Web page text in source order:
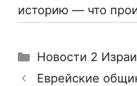
историю — что
Рубрики
Новости 2
Еврейские